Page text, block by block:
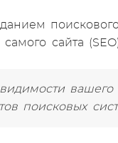
сайта
вашего
поисковых